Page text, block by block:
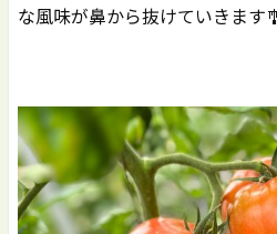
な風味が鼻から抜けていきます